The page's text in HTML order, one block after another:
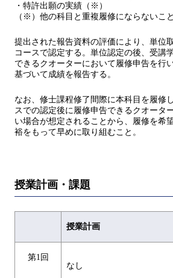
・特許出願の実績（※）
（※）他の科目と重複履修にならないこと
提出された報告資料の評価により、単位
コースで認定する。単位認定の後、受講
できるクオーターにおいて履修申告を行
基づいて成績を報告する。
なお、修士課程修了間際に本科目を履修
スでの認定後に履修申告できるクオータ
い場合が想定されることから、履修を希
裕をもって早めに取り組むこと。
授業計画・課題
授業計画
第1回
なし